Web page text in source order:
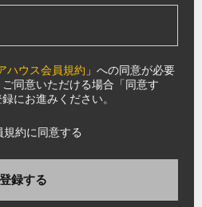
ハウス会員規約 」への同意が必要
同意いただける場合「同意す
にお進みください。
規約に同意する
登録する